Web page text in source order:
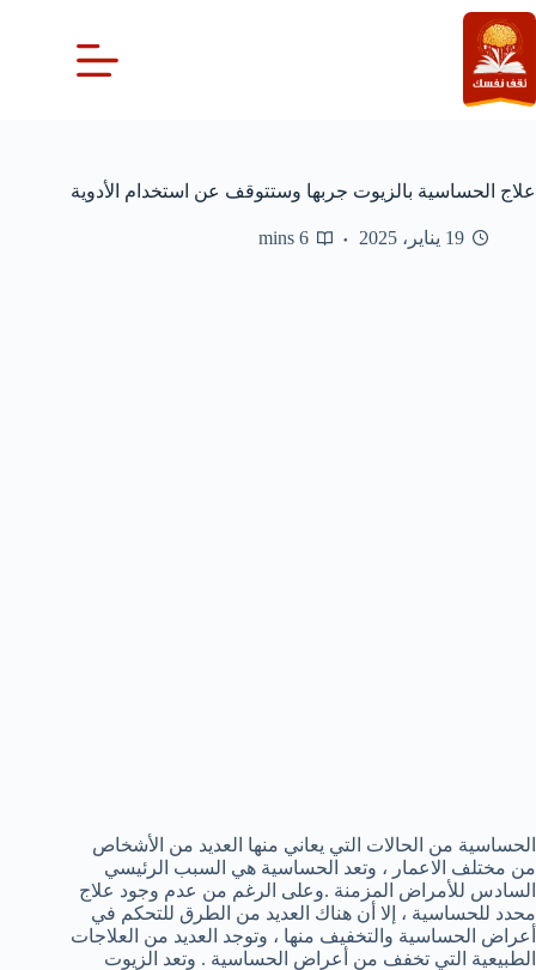
التجاوز
إلى
المحتوى
علاج الحساسية بالزيوت جربها وستتوقف عن استخدام الأدوية
19 يناير، 2025 6 mins
الحساسية من الحالات التي يعاني منها العديد من الأشخاص
من مختلف الاعمار ، وتعد الحساسية هي السبب الرئيسي
السادس للأمراض المزمنة .وعلى الرغم من عدم وجود علاج
محدد للحساسية ، إلا أن هناك العديد من الطرق للتحكم في
أعراض الحساسية والتخفيف منها ، وتوجد العديد من العلاجات
الطبيعية التي تخفف من أعراض الحساسية . وتعد الزيوت